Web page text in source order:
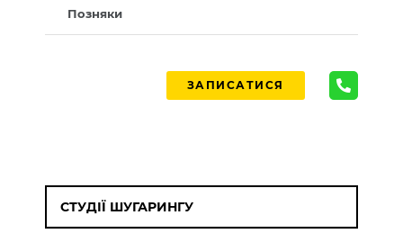
Позняки
ЗАПИСАТИСЯ
СТУДІЇ ШУГАРИНГУ